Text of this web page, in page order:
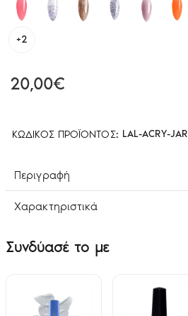
ΚΩΔΙΚΌΣ ΠΡΟΪΌΝΤΟΣ: LAL-ACRY-JAR
20,00€
+2
Περιγραφή
Χαρακτηριστικά
Συνδύασέ το με